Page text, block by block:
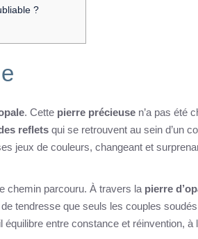
?
. Cette pierre précieuse n’a pas été
reflets qui se retrouvent au sein d’un
jeux de couleurs, changeant et
chemin parcouru. À travers la pierre
tendresse que seuls les couples soudés
entre constance et réinvention, à